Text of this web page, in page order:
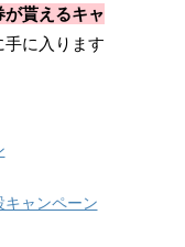
貰えるキャ
に入ります
キャンペーン